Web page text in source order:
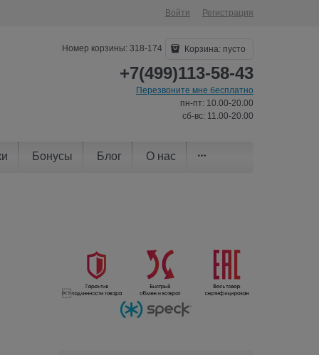
Войти Регистрация
Номер корзины: 318-174 Корзина: пусто
+7(499)113-58-43
Перезвоните мне бесплатно
пн-пт: 10.00-20.00
сб-вс: 11.00-20.00
Бонусы Блог О нас
